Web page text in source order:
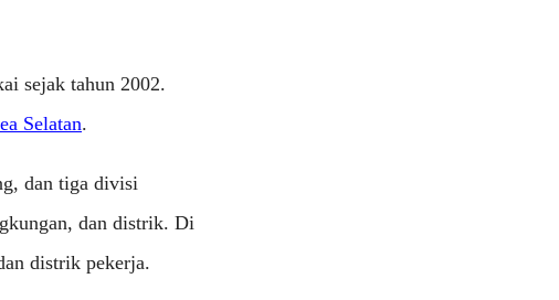
sejak tahun 2002.
Selatan.
dan tiga divisi
dan distrik. Di
distrik pekerja.